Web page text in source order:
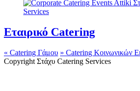
Εταιρικό Catering
« Catering Γάμου » Catering Κοινωνικών
Copyright Στάχυ Catering Services